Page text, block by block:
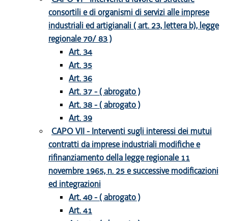
consortili e di organismi di servizi alle imprese
industriali ed artigianali ( art. 23, lettera b), legge
regionale 70/ 83 )
Art. 34
Art. 35
Art. 36
Art. 37 - ( abrogato )
Art. 38 - ( abrogato )
Art. 39
CAPO VII - Interventi sugli interessi dei mutui
contratti da imprese industriali modifiche e
rifinanziamento della legge regionale 11
novembre 1965, n. 25 e successive modificazioni
ed integrazioni
Art. 40 - ( abrogato )
Art. 41